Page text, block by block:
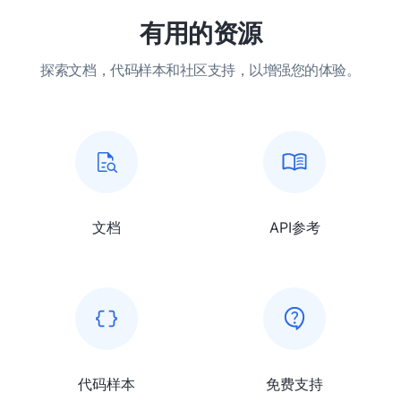
有用的资源
探索文档，代码样本和社区支持，以增强您的体验。
文档 API参考
代码样本 免费支持